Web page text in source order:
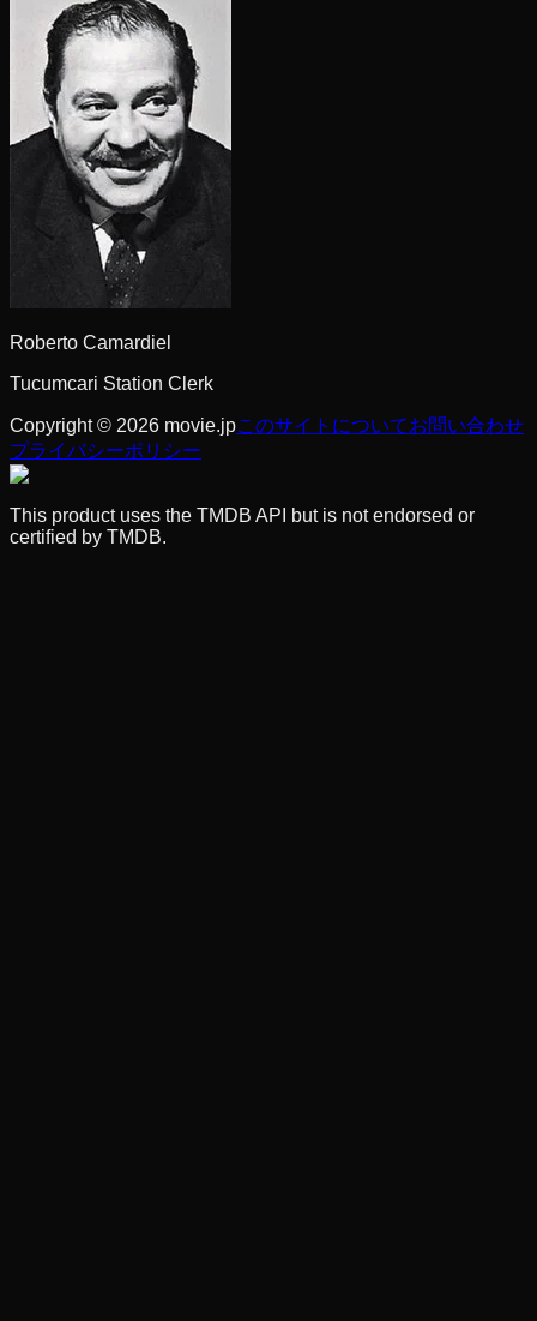
Roberto Camardiel
Tucumcari Station Clerk
Copyright © 2026 movie.jpこのサイトについてお問い合わせ
プライバシーポリシー
This product uses the TMDB API but is not endorsed or
certified by TMDB.